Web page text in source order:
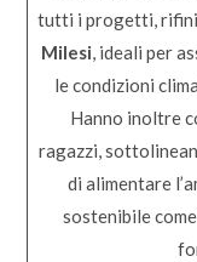
tutti i progetti,
Milesi, ideali per
le condizioni
Hanno inoltre
ragazzi,
di alimentare
sostenibile